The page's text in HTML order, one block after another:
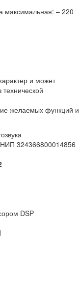
максимальная: – 220
и может
желаемых функций и
324366800014856
DSP